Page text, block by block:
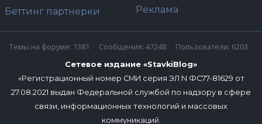
Беттинг партнерки Реклама
Сетевое издание «StavkiBlog»
«Регистрационный номер СМИ серия ЭЛ N ФС77-81629 от
27.08.2021 выдан Федеральной службой по надзору в сфере
связи, информационных технологий и массовых
коммуникаций.
Темы на форуме: 1381 Сообщения: 47248 Пользователи: 6203